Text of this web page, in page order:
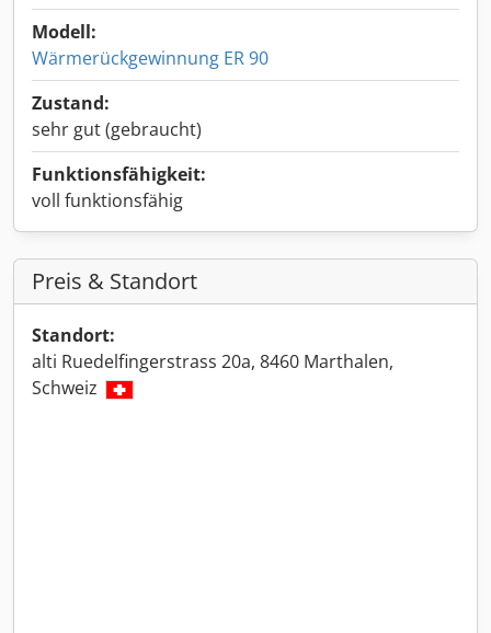
Modell:
Wärmerückgewinnung ER 90
Zustand:
sehr gut (gebraucht)
Funktionsfähigkeit:
voll funktionsfähig
Preis & Standort
Standort:
alti Ruedelfingerstrass 20a, 8460 Marthalen,
Schweiz